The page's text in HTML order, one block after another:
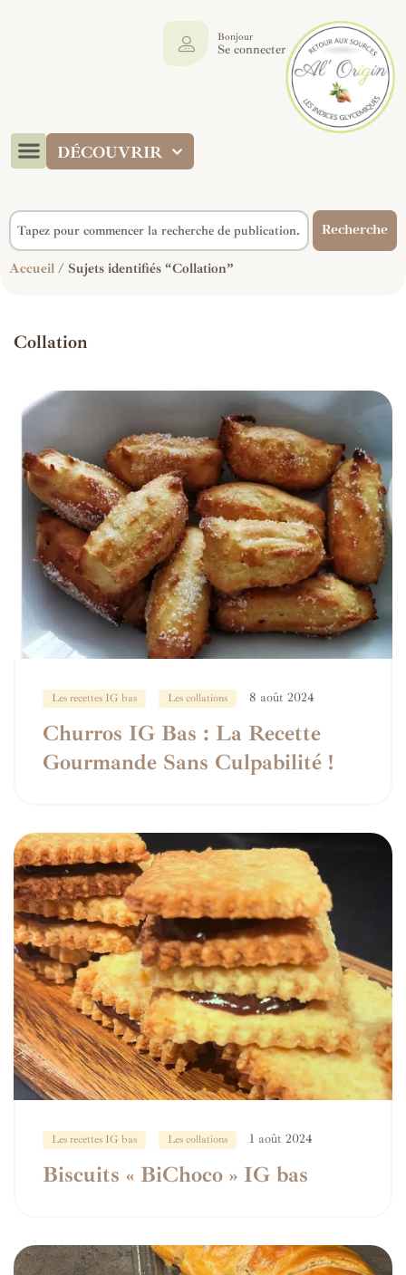
DÉCOUVRIR
Bonjour
Se connecter
Recherche
Accueil / Sujets identifiés “Collation”
Collation
Les recettes IG bas Les collations 8 août 2024
Churros IG Bas : La Recette
Gourmande Sans Culpabilité !
Les recettes IG bas Les collations 1 août 2024
Biscuits « BiChoco » IG bas